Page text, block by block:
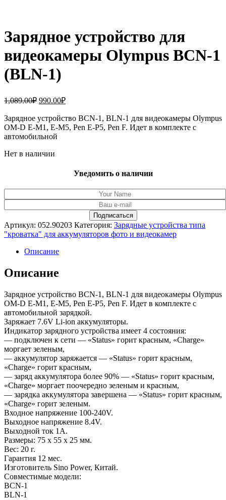
Зарядное устройство для
видеокамеры Olympus BCN-1
(BLN-1)
1,089.00₽ Первоначальная
составляла
1,089.00₽.
990.00₽Текущая
990.00₽.
Зарядное устройство BCN-1, BLN-1 для видеокамеры Olympus
OM-D E-M1, E-M5, Pen E-P5, Pen F. Идет в комплекте с
автомобильной
Нет в наличии
Уведомить о наличии
Артикул: 052.90203 Категория: Зарядные устройства типа
"кроватка" для аккумуляторов фото и видеокамер
Описание
Описание
Зарядное устройство BCN-1, BLN-1 для видеокамеры Olympus
OM-D E-M1, E-M5, Pen E-P5, Pen F. Идет в комплекте с
автомобильной зарядкой.
Заряжает 7.6V Li-ion аккумуляторы.
Индикатор зарядного устройства имеет 4 состояния:
— подключен к сети — «Status» горит красным, «Charge»
моргает зеленым,
— аккумулятор заряжается — «Status» горит красным,
«Charge» горит красным,
— заряд аккумулятора более 90% — «Status» горит красным,
«Charge» моргает поочередно зеленым и красным,
— зарядка аккумулятора завершена — «Status» горит красным,
«Charge» горит зеленым.
Входное напряжение 100-240V.
Выходное напряжение 8.4V.
Выходной ток 1А.
Размеры: 75 x 55 x 25 мм.
Вес: 20 г.
Гарантия 12 мес.
Изготовитель Sino Power, Китай.
Совместимые модели:
BCN-1
BLN-1